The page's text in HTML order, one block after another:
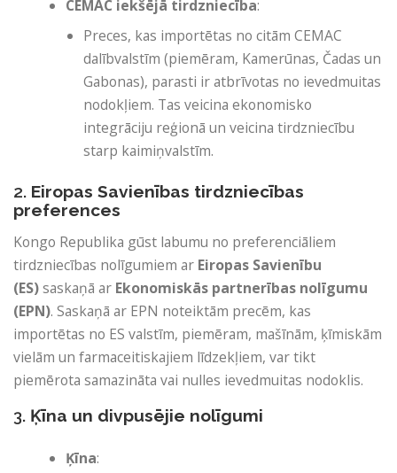
CEMAC iekšējā tirdzniecība:
Preces, kas importētas no citām CEMAC
dalībvalstīm (piemēram, Kamerūnas, Čadas un
Gabonas), parasti ir atbrīvotas no ievedmuitas
nodokļiem. Tas veicina ekonomisko
integrāciju reģionā un veicina tirdzniecību
starp kaimiņvalstīm.
2. Eiropas Savienības tirdzniecības
preferences
Kongo Republika gūst labumu no preferenciāliem
tirdzniecības nolīgumiem ar Eiropas Savienību
(ES)saskaņā ar Ekonomiskās partnerības nolīgumu
(EPN). Saskaņā ar EPN noteiktām precēm, kas
importētas no ES valstīm, piemēram, mašīnām, ķīmiskām
vielām un farmaceitiskajiem līdzekļiem, var tikt
piemērota samazināta vai nulles ievedmuitas nodoklis.
3. Ķīna un divpusējie nolīgumi
Ķīna: